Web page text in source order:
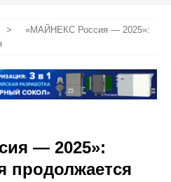
>
«МАЙНЕКС Россия — 2025»:
— 2025»:
продолжается